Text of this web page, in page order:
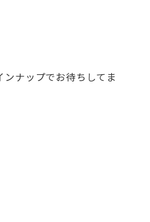
ナップでお待ちして ま